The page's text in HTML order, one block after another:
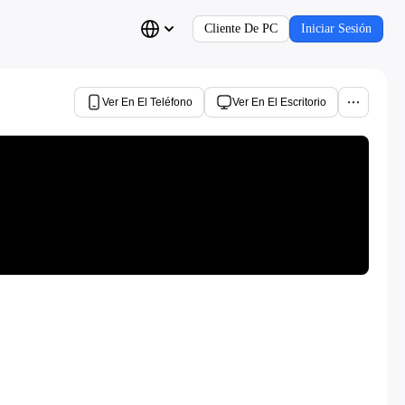
Cliente De PC Iniciar Sesión
Ver En El Teléfono Ver En El Escritorio